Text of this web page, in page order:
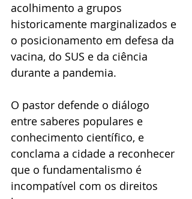
acolhimento a grupos
historicamente marginalizados e
o posicionamento em defesa da
vacina, do SUS e da ciência
durante a pandemia.
O pastor defende o diálogo
entre saberes populares e
conhecimento científico, e
conclama a cidade a reconhecer
que o fundamentalismo é
incompatível com os direitos